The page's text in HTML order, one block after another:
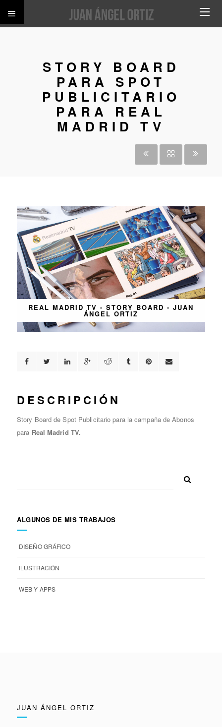
STORY BOARD
PARA SPOT
PUBLICITARIO
PARA REAL
MADRID TV
REAL MADRID TV - STORY BOARD - JUAN
ÁNGEL ORTIZ
DESCRIPCIÓN
Story Board de Spot Publicitario para la campaña de Abonos
para Real Madrid TV.
ALGUNOS DE MIS TRABAJOS
DISEÑO GRÁFICO
ILUSTRACIÓN
WEB Y APPS
JUAN ÁNGEL ORTIZ